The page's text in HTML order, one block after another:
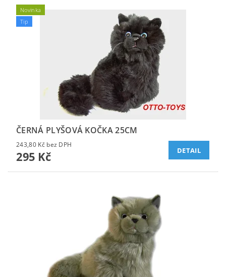
Novinka
Tip
ČERNÁ PLYŠOVÁ KOČKA 25CM
243,80 Kč bez DPH
295 Kč DETAIL